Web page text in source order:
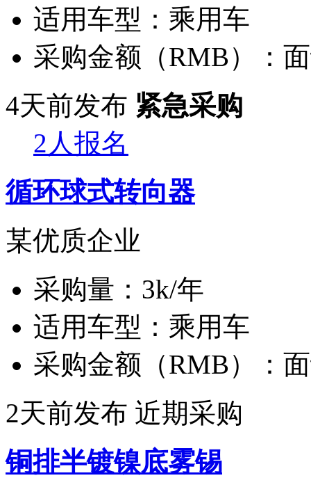
适用车型： 乘用车
采购金额（RMB）：
4天前发布 紧急采购
2人报名
循环球式转向器
某优质企业
采购量： 3k/年
适用车型： 乘用车
采购金额（RMB）：
2天前发布 近期采购
铜排半镀镍底雾锡